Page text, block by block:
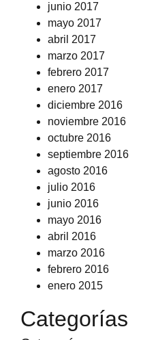
junio 2017
mayo 2017
abril 2017
marzo 2017
febrero 2017
enero 2017
diciembre 2016
noviembre 2016
octubre 2016
septiembre 2016
agosto 2016
julio 2016
junio 2016
mayo 2016
abril 2016
marzo 2016
febrero 2016
enero 2015
Categorías